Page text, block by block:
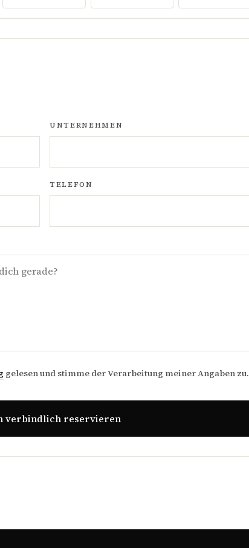
UNTERNEHMEN
TELEFON
gelesen und stimme der Verarbeitung meiner Angaben zu.
verbindlich reservieren